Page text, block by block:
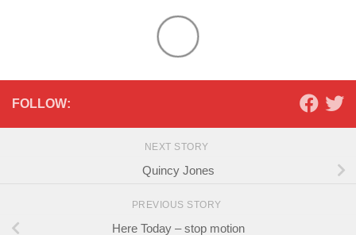
FOLLOW:
NEXT STORY
Quincy Jones
PREVIOUS STORY
Here Today – stop motion